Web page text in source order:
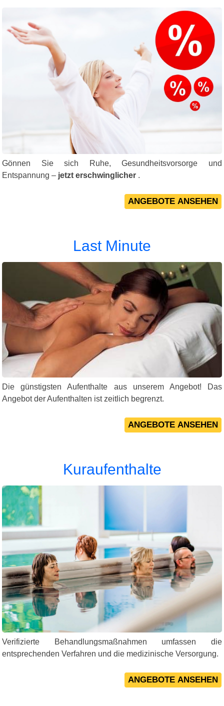
Gönnen Sie sich Ruhe, Gesundheitsvorsorge und
Entspannung – jetzt erschwinglicher .
Last Minute
Die günstigsten Aufenthalte aus unserem Angebot! Das
Angebot der Aufenthalten ist zeitlich begrenzt.
Kuraufenthalte
Verifizierte Behandlungsmaßnahmen umfassen die
entsprechenden Verfahren und die medizinische Versorgung.